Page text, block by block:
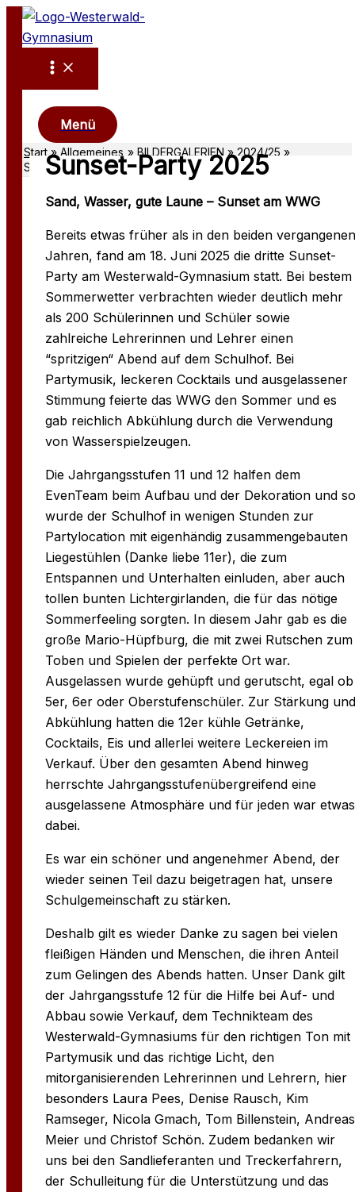
Zum
Inhalt
springen
Menü
Start Allgemeines BILDERGALERIEN
2024/25
Sunset-Party 2025
Sunset-Party 2025
Sand, Wasser, gute Laune – Sunset am WWG
Bereits etwas früher als in den beiden vergangenen
Jahren, fand am 18. Juni 2025 die dritte Sunset-
Party am Westerwald-Gymnasium statt. Bei bestem
Sommerwetter verbrachten wieder deutlich mehr
als 200 Schülerinnen und Schüler sowie
zahlreiche Lehrerinnen und Lehrer einen
“spritzigen“ Abend auf dem Schulhof. Bei
Partymusik, leckeren Cocktails und ausgelassener
Stimmung feierte das WWG den Sommer und es
gab reichlich Abkühlung durch die Verwendung
von Wasserspielzeugen.
Die Jahrgangsstufen 11 und 12 halfen dem
EvenTeam beim Aufbau und der Dekoration und so
wurde der Schulhof in wenigen Stunden zur
Partylocation mit eigenhändig zusammengebauten
Liegestühlen (Danke liebe 11er), die zum
Entspannen und Unterhalten einluden, aber auch
tollen bunten Lichtergirlanden, die für das nötige
Sommerfeeling sorgten. In diesem Jahr gab es die
große Mario-Hüpfburg, die mit zwei Rutschen zum
Toben und Spielen der perfekte Ort war.
Ausgelassen wurde gehüpft und gerutscht, egal ob
5er, 6er oder Oberstufenschüler. Zur Stärkung und
Abkühlung hatten die 12er kühle Getränke,
Cocktails, Eis und allerlei weitere Leckereien im
Verkauf. Über den gesamten Abend hinweg
herrschte Jahrgangsstufenübergreifend eine
ausgelassene Atmosphäre und für jeden war etwas
dabei.
Es war ein schöner und angenehmer Abend, der
wieder seinen Teil dazu beigetragen hat, unsere
Schulgemeinschaft zu stärken.
Deshalb gilt es wieder Danke zu sagen bei vielen
fleißigen Händen und Menschen, die ihren Anteil
zum Gelingen des Abends hatten. Unser Dank gilt
der Jahrgangsstufe 12 für die Hilfe bei Auf- und
Abbau sowie Verkauf, dem Technikteam des
Westerwald-Gymnasiums für den richtigen Ton mit
Partymusik und das richtige Licht, den
mitorganisierenden Lehrerinnen und Lehrern, hier
besonders Laura Pees, Denise Rausch, Kim
Ramseger, Nicola Gmach, Tom Billenstein, Andreas
Meier und Christof Schön. Zudem bedanken wir
uns bei den Sandlieferanten und Treckerfahrern,
der Schulleitung für die Unterstützung und das